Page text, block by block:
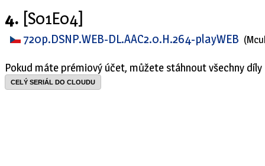
4. [S01E04]
720p.DSNP.WEB-DL.AAC2.0.H.264-playWEB
Pokud máte prémiový účet, můžete stáhnout všechny díly
CELÝ SERIÁL DO CLOUDU